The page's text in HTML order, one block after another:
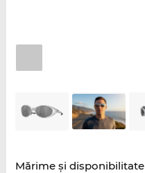
Mărime şi disponibilitate